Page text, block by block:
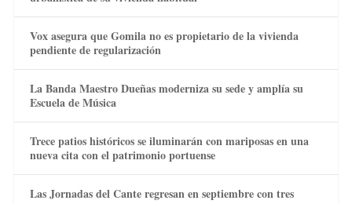
Vox asegura que Gomila no es propietario de la vivienda
pendiente de regularización
La Banda Maestro Dueñas moderniza su sede y amplía su
Escuela de Música
Trece patios históricos se iluminarán con mariposas en una
nueva cita con el patrimonio portuense
Las Jornadas del Cante regresan en septiembre con tres